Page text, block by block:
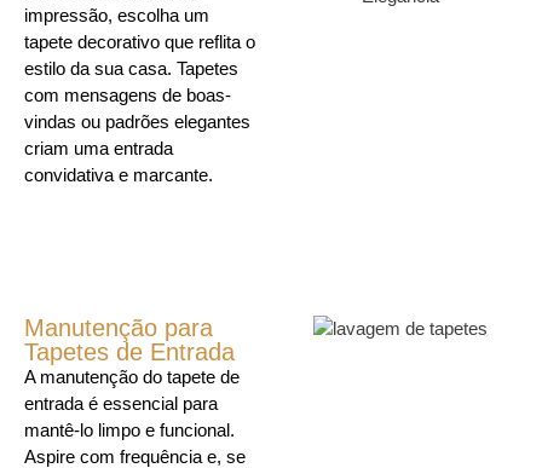
impressão, escolha um
tapete decorativo que reflita o
estilo da sua casa. Tapetes
com mensagens de boas-
vindas ou padrões elegantes
criam uma entrada
convidativa e marcante.
Manutenção para
Tapetes de Entrada
A manutenção do tapete de
entrada é essencial para
mantê-lo limpo e funcional.
Aspire com frequência e, se